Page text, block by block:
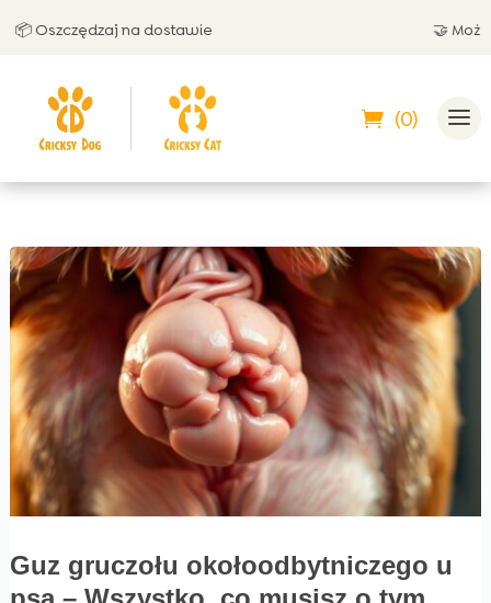
na dostawie 🤝 Możesz
(0)
Guz gruczołu okołoodbytniczego u